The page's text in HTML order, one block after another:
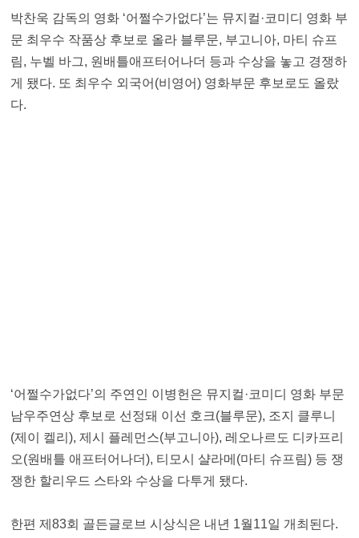
박찬욱 감독의 영화 ‘어쩔수가없다’는 뮤지컬·코미디 영화 부
문 최우수 작품상 후보로 올라 블루문, 부고니아, 마티 슈프
림, 누벨 바그, 원배틀애프터어나더 등과 수상을 놓고 경쟁하
게 됐다. 또 최우수 외국어(비영어) 영화부문 후보로도 올랐
다.
‘어쩔수가없다’의 주연인 이병헌은 뮤지컬·코미디 영화 부문
남우주연상 후보로 선정돼 이선 호크(블루문), 조지 클루니
(제이 켈리), 제시 플레먼스(부고니아), 레오나르도 디카프리
오(원배틀 애프터어나더), 티모시 샬라메(마티 슈프림) 등 쟁
쟁한 할리우드 스타와 수상을 다투게 됐다.
한편 제83회 골든글로브 시상식은 내년 1월11일 개최된다.